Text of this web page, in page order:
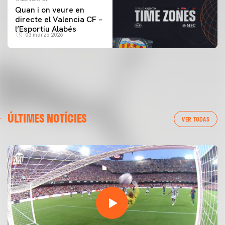
Quan i on veure en
directe el Valencia CF –
l’Esportiu Alabés
03 marzo 2026
ÚLTIMES NOTÍCIES VER TODAS